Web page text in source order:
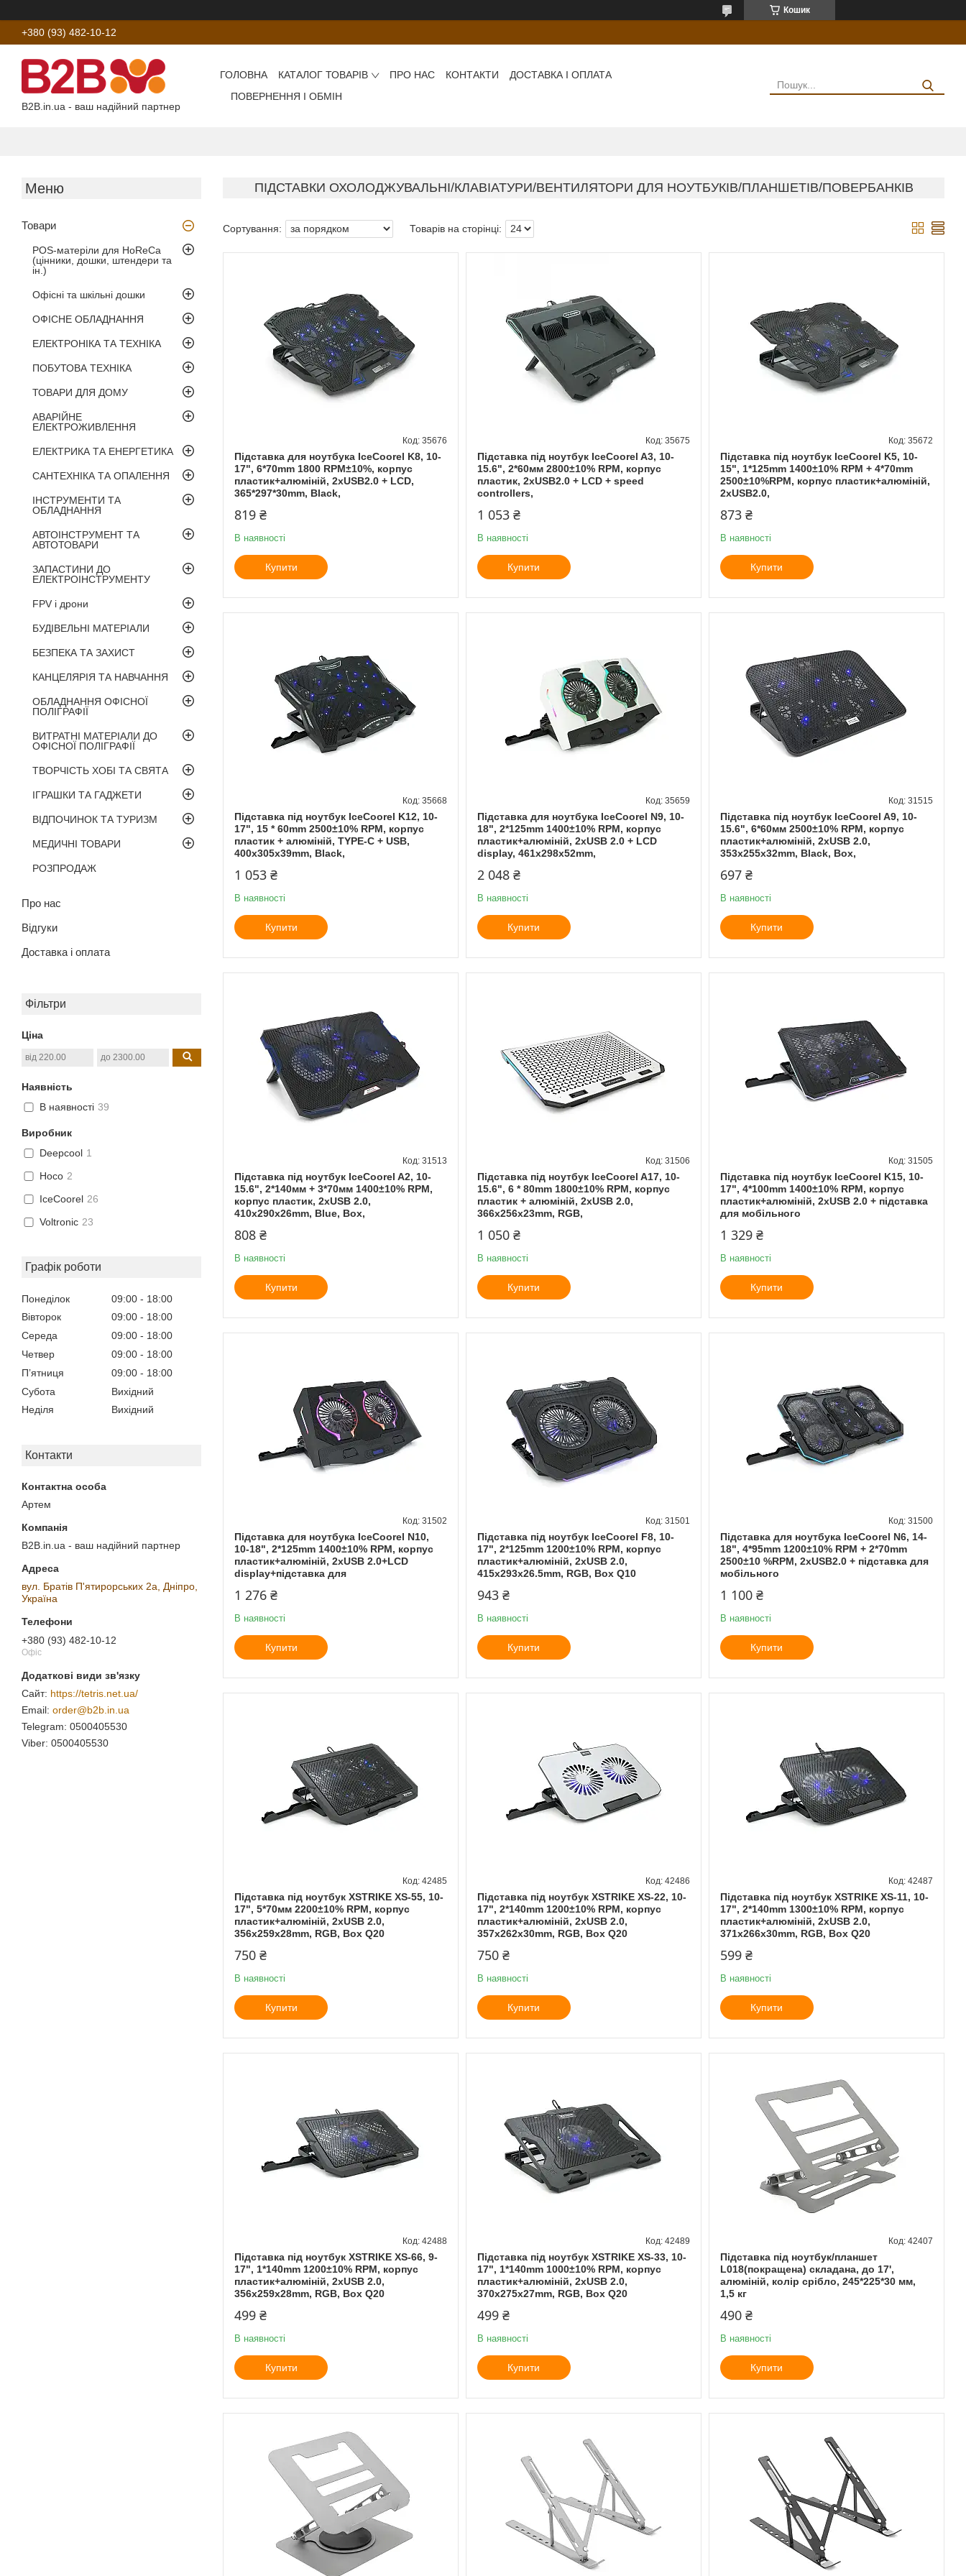
Кошик
+380 (93) 482-10-12
B2B.in.ua - ваш надійний партнер
ГОЛОВНА КАТАЛОГ ТОВАРІВ ПРО НАС КОНТАКТИ
ДОСТАВКА І ОПЛАТА
ПОВЕРНЕННЯ І ОБМІН
Товари
POS-матеріли для HoReCa
(цінники, дошки, штендери та
ін.)
Офісні та шкільні дошки
ОФІСНЕ ОБЛАДНАННЯ
ЕЛЕКТРОНІКА ТА ТЕХНІКА
ПОБУТОВА ТЕХНІКА
ТОВАРИ ДЛЯ ДОМУ
АВАРІЙНЕ
ЕЛЕКТРОЖИВЛЕННЯ
ЕЛЕКТРИКА ТА ЕНЕРГЕТИКА
САНТЕХНІКА ТА ОПАЛЕННЯ
ІНСТРУМЕНТИ ТА
ОБЛАДНАННЯ
АВТОІНСТРУМЕНТ ТА
АВТОТОВАРИ
ЗАПАСТИНИ ДО
ЕЛЕКТРОІНСТРУМЕНТУ
FPV і дрони
БУДІВЕЛЬНІ МАТЕРІАЛИ
БЕЗПЕКА ТА ЗАХИСТ
КАНЦЕЛЯРІЯ ТА НАВЧАННЯ
ОБЛАДНАННЯ ОФІСНОЇ
ПОЛІГРАФІЇ
ВИТРАТНІ МАТЕРІАЛИ ДО
ОФІСНОЇ ПОЛІГРАФІЇ
ТВОРЧІСТЬ ХОБІ ТА СВЯТА
ІГРАШКИ ТА ГАДЖЕТИ
ВІДПОЧИНОК ТА ТУРИЗМ
МЕДИЧНІ ТОВАРИ
РОЗПРОДАЖ
Про нас
Відгуки
Доставка і оплата
Фільтри
Ціна
Наявність
В наявності 39
Виробник
Deepcool 1
Hoco 2
IceCoorel 26
Voltronic 23
Графік роботи
Понеділок 09:00
18:00
Вівторок
09:00
18:00
Середа
09:00
18:00
Четвер
09:00
18:00
Пʼятниця
09:00
18:00
Субота
Вихідний
Неділя
Вихідний
Контакти
Артем
B2B.in.ua - ваш надійний партнер
вул. Братів П'ятирорських 2а, Дніпро,
Україна
+380 (93) 482-10-12
Офіс
https://tetris.net.ua/
order@b2b.in.ua
0500405530
0500405530
ПІДСТАВКИ ОХОЛОДЖУВАЛЬНІ/КЛАВІАТУРИ/ВЕНТИЛЯТОРИ ДЛЯ НОУТБУКІВ/ПЛАНШЕТІВ/ПОВЕРБАНКІВ
Підставка для ноутбука IceCoorel K8, 10-
17", 6*70mm 1800 RPM±10%, корпус
пластик+алюміній, 2xUSB2.0 + LCD,
365*297*30mm, Black,
35676
819 ₴
В наявності
Купити
Підставка під ноутбук IceCoorel A3, 10-
15.6", 2*60мм 2800±10% RPM, корпус
пластик, 2xUSB2.0 + LCD + speed
controllers,
35675
1 053 ₴
В наявності
Купити
Підставка під ноутбук IceCoorel K5, 10-
15", 1*125mm 1400±10% RPM + 4*70mm
2500±10%RPM, корпус пластик+алюміній,
2xUSB2.0,
35672
873 ₴
В наявності
Купити
Підставка під ноутбук IceCoorel K12, 10-
17", 15 * 60mm 2500±10% RPM, корпус
пластик + алюміній, TYPE-C + USB,
400x305x39mm, Black,
35668
1 053 ₴
В наявності
Купити
Підставка для ноутбука IceCoorel N9, 10-
18", 2*125mm 1400±10% RPM, корпус
пластик+алюміній, 2xUSB 2.0 + LCD
display, 461x298x52mm,
35659
2 048 ₴
В наявності
Купити
Підставка під ноутбук IceCoorel A9, 10-
15.6", 6*60мм 2500±10% RPM, корпус
пластик+алюміній, 2xUSB 2.0,
353x255x32mm, Black, Box,
31515
697 ₴
В наявності
Купити
Підставка під ноутбук IceCoorel A2, 10-
15.6", 2*140мм + 3*70мм 1400±10% RPM,
корпус пластик, 2xUSB 2.0,
410x290x26mm, Blue, Box,
31513
808 ₴
В наявності
Купити
Підставка під ноутбук IceCoorel A17, 10-
15.6", 6 * 80mm 1800±10% RPM, корпус
пластик + алюміній, 2xUSB 2.0,
366x256x23mm, RGB,
31506
1 050 ₴
В наявності
Купити
Підставка під ноутбук IceCoorel K15, 10-
17", 4*100mm 1400±10% RPM, корпус
пластик+алюміній, 2xUSB 2.0 + підставка
для мобільного
31505
1 329 ₴
В наявності
Купити
Підставка для ноутбука IceCoorel N10,
10-18", 2*125mm 1400±10% RPM, корпус
пластик+алюміній, 2xUSB 2.0+LCD
display+підставка для
31502
1 276 ₴
В наявності
Купити
Підставка під ноутбук IceCoorel F8, 10-
17", 2*125mm 1200±10% RPM, корпус
пластик+алюміній, 2xUSB 2.0,
415x293x26.5mm, RGB, Box Q10
31501
943 ₴
В наявності
Купити
Підставка для ноутбука IceCoorel N6, 14-
18", 4*95mm 1200±10% RPM + 2*70mm
2500±10 %RPM, 2xUSB2.0 + підставка для
мобільного
31500
1 100 ₴
В наявності
Купити
Підставка під ноутбук XSTRIKE XS-55, 10-
17", 5*70мм 2200±10% RPM, корпус
пластик+алюміній, 2xUSB 2.0,
356x259x28mm, RGB, Box Q20
42485
750 ₴
В наявності
Купити
Підставка під ноутбук XSTRIKE XS-22, 10-
17", 2*140mm 1200±10% RPM, корпус
пластик+алюміній, 2xUSB 2.0,
357x262x30mm, RGB, Box Q20
42486
750 ₴
В наявності
Купити
Підставка під ноутбук XSTRIKE XS-11, 10-
17", 2*140mm 1300±10% RPM, корпус
пластик+алюміній, 2xUSB 2.0,
371x266x30mm, RGB, Box Q20
42487
599 ₴
В наявності
Купити
Підставка під ноутбук XSTRIKE XS-66, 9-
17", 1*140mm 1200±10% RPM, корпус
пластик+алюміній, 2xUSB 2.0,
356x259x28mm, RGB, Box Q20
42488
499 ₴
В наявності
Купити
Підставка під ноутбук XSTRIKE XS-33, 10-
17", 1*140mm 1000±10% RPM, корпус
пластик+алюміній, 2xUSB 2.0,
370x275x27mm, RGB, Box Q20
42489
499 ₴
В наявності
Купити
Підставка під ноутбук/планшет
L018(покращена) складана, до 17',
алюміній, колір срібло, 245*225*30 мм,
1,5 кг
42407
490 ₴
В наявності
Купити